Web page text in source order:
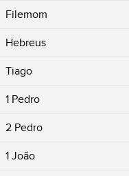
Filemom
Hebreus
Tiago
1 Pedro
2 Pedro
1 João